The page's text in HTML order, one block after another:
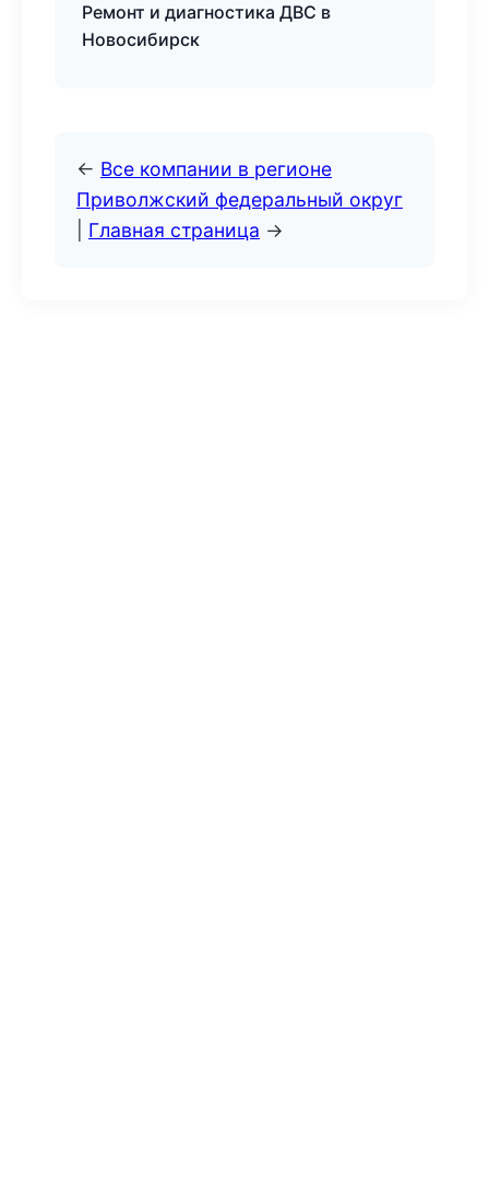
Ремонт и диагностика ДВС в
Новосибирск
← Все компании в регионе
Приволжский федеральный округ
Главная страница →